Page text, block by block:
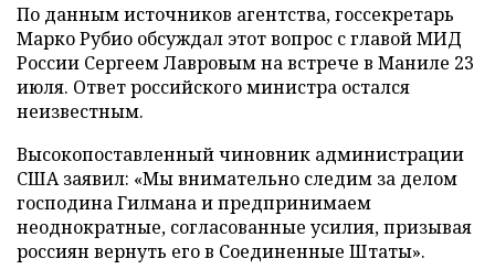
По данным источников агентства, госсекретарь
Марко Рубио обсуждал этот вопрос с главой МИД
России Сергеем Лавровым на встрече в Маниле 23
июля. Ответ российского министра остался
неизвестным.
Высокопоставленный чиновник администрации
США заявил: «Мы внимательно следим за делом
господина Гилмана и предпринимаем
неоднократные, согласованные усилия, призывая
россиян вернуть его в Соединенные Штаты».